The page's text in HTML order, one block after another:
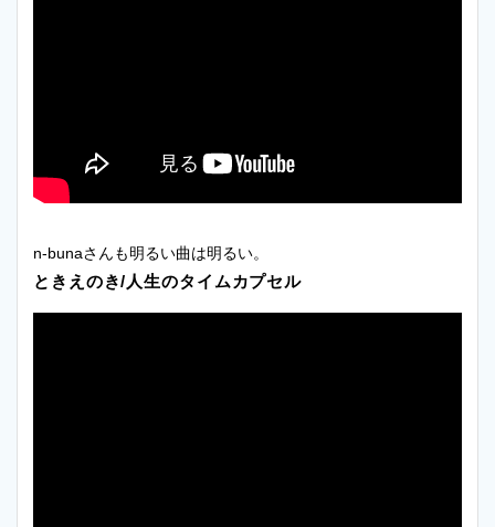
n-bunaさんも明るい曲は明るい。
ときえのき/人生のタイムカプセル